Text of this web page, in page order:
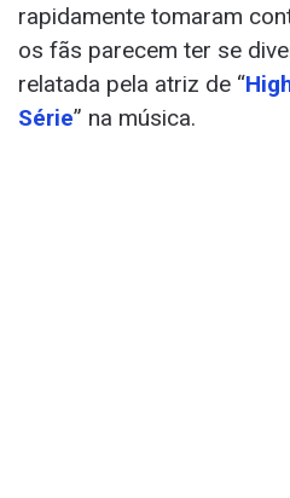
rapidamente tomaram
os fãs parecem ter se
relatada pela atriz de “
Série” na música.